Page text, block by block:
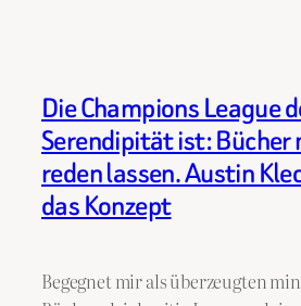
Die Champions League
Serendipität ist:
reden lassen. Austin
das Konzept
Begegnet mir als überzeugten